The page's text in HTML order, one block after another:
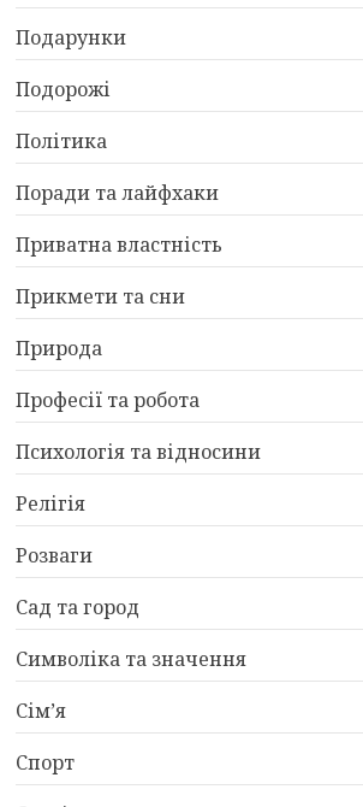
Подарунки
Подорожі
Політика
Поради та лайфхаки
Приватна властність
Прикмети та сни
Природа
Професії та робота
Психологія та відносини
Релігія
Розваги
Сад та город
Символіка та значення
Сім’я
Спорт